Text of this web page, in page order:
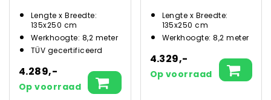
Lengte x Breedte:
135x250 cm
Werkhoogte: 8,2 meter
TÜV gecertificeerd
4.289,-
Op voorraad
Lengte x Breedte:
135x250 cm
Werkhoogte: 8,2 meter
4.329,-
Op voorraad